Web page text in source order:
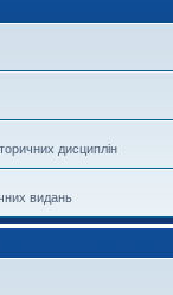
дисциплін
видань